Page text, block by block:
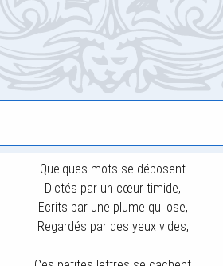
Quelques mots se déposent
Dictés par un cœur timide,
Ecrits par une plume qui ose,
Regardés par des yeux vides,